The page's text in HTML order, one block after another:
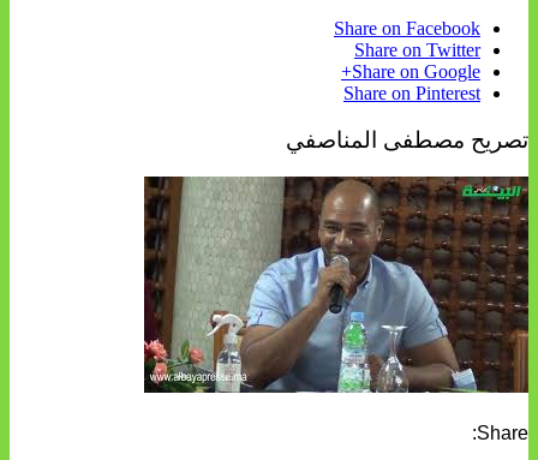
Share on Facebook
Share on Twitter
Share on Google+
Share on Pinterest
تصريح مصطفى المناصفي
Share: